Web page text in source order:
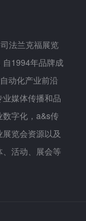
法兰克福展览
自1994年品牌成
动化产业前沿
媒体传播和品
字化，a&s传
览会资源以及
活动、展会等